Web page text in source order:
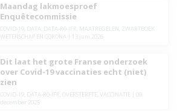
Maandag lakmoesproef
Enquêtecommissie
COVID-19, DATA DATA-R0-IFR MAATREGELEN ZWARTBOEK
WETENSCHAP EN CORONA
13 juni 2026
Dit laat het grote Franse onderzoek
over Covid-19 vaccinaties echt (niet)
zien
COVID-19, DATA-R0-IFR OVERSTERFTE VACCINATIE
09
december 2025